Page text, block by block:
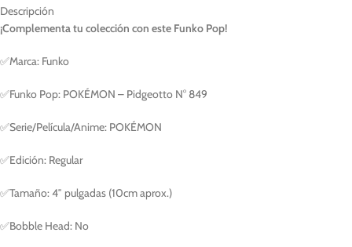
Descripción
¡Complementa tu colección con este Funko Pop!
✅Marca: Funko
✅Funko Pop: POKÉMON – Pidgeotto N° 849
✅Serie/Película/Anime: POKÉMON
✅Edición: Regular
✅Tamaño: 4″ pulgadas (10cm aprox.)
✅Bobble Head: No